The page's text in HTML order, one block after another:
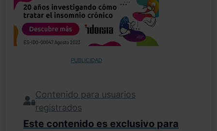
PUBLICIDAD
Contenido para usuarios
registrados
Este contenido es exclusivo para